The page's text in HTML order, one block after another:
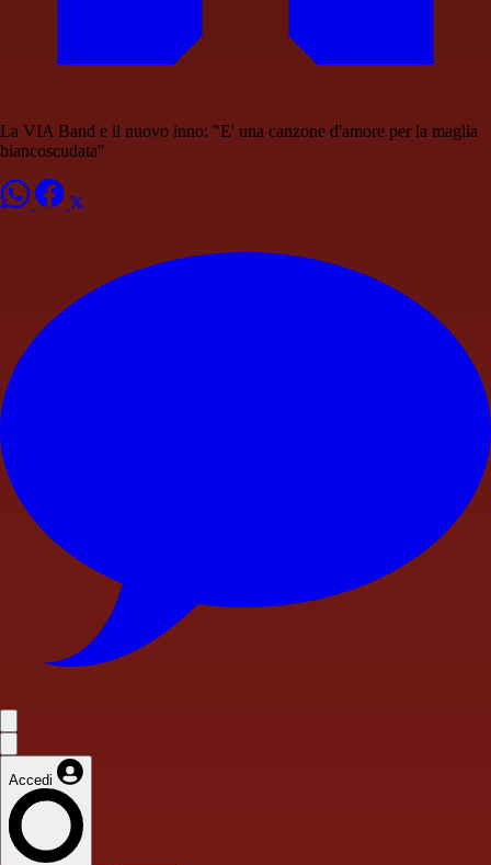
La VIA Band e il nuovo inno: "E' una canzone d'amore per la maglia
biancoscudata"
Accedi